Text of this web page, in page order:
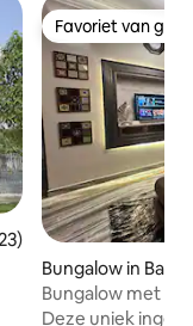
beoordeling
Favoriet van
Favoriet van
Bungalow in
Bungalow met 2
Bangalore
Deze uniek